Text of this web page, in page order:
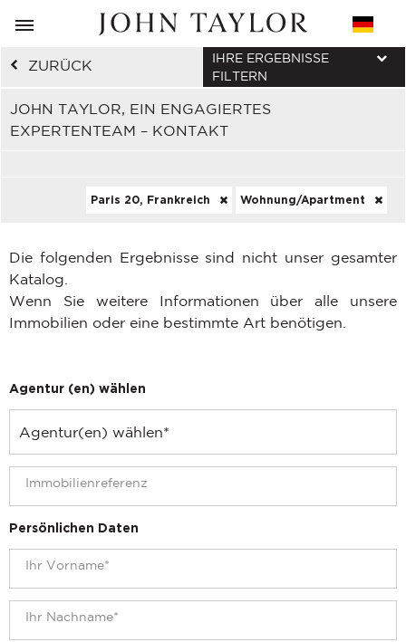
ZURÜCK
JOHN TAYLOR, EIN ENGAGIERTES
EXPERTENTEAM – KONTAKT
IHRE ERGEBNISSE
FILTERN
Paris 20, Frankreich Wohnung/Apartment
Die folgenden Ergebnisse sind nicht unser gesamter
Katalog.
Wenn Sie weitere Informationen über alle unsere
Immobilien oder eine bestimmte Art benötigen.
Agentur (en) wählen
Persönlichen Daten